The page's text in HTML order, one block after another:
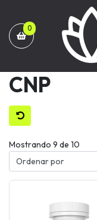
0
CNP
Mostrando 9 de 10